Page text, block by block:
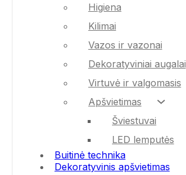
Higiena
Kilimai
Vazos ir vazonai
Dekoratyviniai augalai
Virtuvė ir valgomasis
Apšvietimas
Šviestuvai
LED lemputės
Buitinė technika
Dekoratyvinis apšvietimas